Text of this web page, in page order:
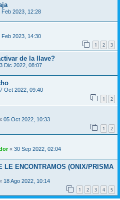
Feb 2023, 12:28
Feb 2023, 14:30
1 2 3
de la llave?
Dic 2022, 08:07
Oct 2022, 09:40
1 2
05 Oct 2022, 10:33
1 2
« 30 Sep 2022, 02:04
LE ENCONTRAMOS (ONIX/PRISMA
18 Ago 2022, 10:14
1 2 3 4 5